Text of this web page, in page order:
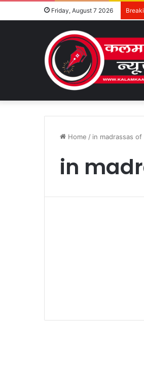
Friday, August 7 2026
Home / in madrassas
in